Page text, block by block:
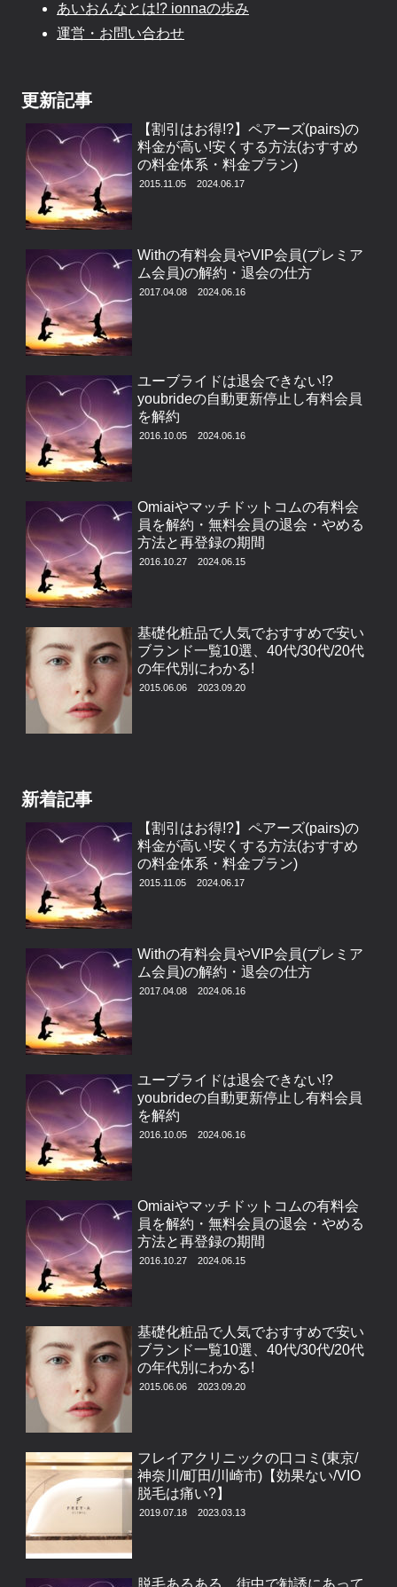
あいおんなとは!? ionnaの歩み
運営・お問い合わせ
更新記事
【割引はお得!?】ペアーズ(pairs)の
料金が高い!安くする方法(おすすめ
の料金体系・料金プラン)
2015.11.05 2024.06.17
Withの有料会員やVIP会員(プレミア
ム会員)の解約・退会の仕方
2017.04.08 2024.06.16
ユーブライドは退会できない!?
youbrideの自動更新停止し有料会員
を解約
2016.10.05 2024.06.16
Omiaiやマッチドットコムの有料会
員を解約・無料会員の退会・やめる
方法と再登録の期間
2016.10.27 2024.06.15
基礎化粧品で人気でおすすめで安い
ブランド一覧10選、40代/30代/20代
の年代別にわかる!
2015.06.06 2023.09.20
新着記事
【割引はお得!?】ペアーズ(pairs)の
料金が高い!安くする方法(おすすめ
の料金体系・料金プラン)
2015.11.05 2024.06.17
Withの有料会員やVIP会員(プレミア
ム会員)の解約・退会の仕方
2017.04.08 2024.06.16
ユーブライドは退会できない!?
youbrideの自動更新停止し有料会員
を解約
2016.10.05 2024.06.16
Omiaiやマッチドットコムの有料会
員を解約・無料会員の退会・やめる
方法と再登録の期間
2016.10.27 2024.06.15
基礎化粧品で人気でおすすめで安い
ブランド一覧10選、40代/30代/20代
の年代別にわかる!
2015.06.06 2023.09.20
フレイアクリニックの口コミ(東京/
神奈川/町田/川崎市)【効果ない/VIO
脱毛は痛い?】
2019.07.18 2023.03.13